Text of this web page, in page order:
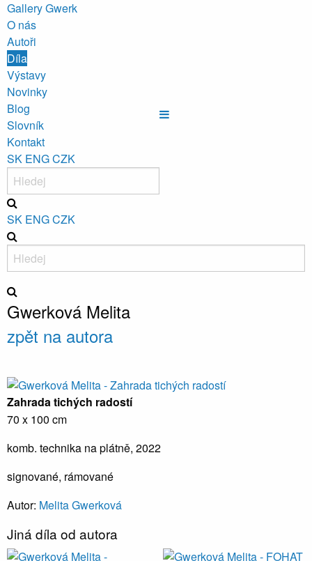
Gallery Gwerk
O nás
Autoři
Díla
Výstavy
Novinky
Blog
Slovník
Kontakt
SK ENGCZK
SK ENGCZK
Gwerková Melita
zpět na autora
Zahrada tichých radostí
70 x 100 cm
komb. technika na plátně, 2022
signované, rámované
Autor: Melita Gwerková
Jiná díla od autora